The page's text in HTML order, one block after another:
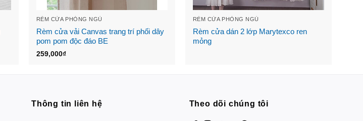
RÈM CỬA PHÒNG NGỦ
Rèm cửa vải Canvas trang trí phối dây
pom pom độc đáo BE
259,000₫
RÈM CỬA PHÒNG NGỦ
Rèm cửa dán 2 lớp Marytexco ren
mỏng
Thông tin liên hệ Theo dõi chúng tôi